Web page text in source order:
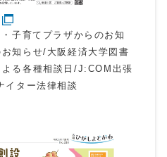
子育てプラザからのお知
知らせ/大阪経済大学図書
る各種相談日/J:COM出張
イター法律相談